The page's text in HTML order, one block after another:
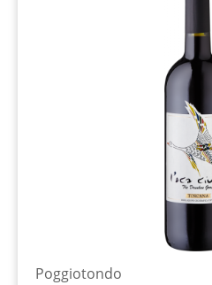
Poggiotondo